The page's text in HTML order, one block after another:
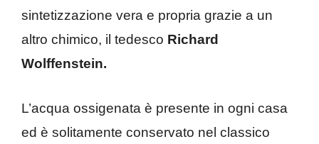
sintetizzazione vera e propria grazie a un
altro chimico, il tedesco Richard
Wolffenstein.
L’acqua ossigenata è presente in ogni casa
ed è solitamente conservato nel classico